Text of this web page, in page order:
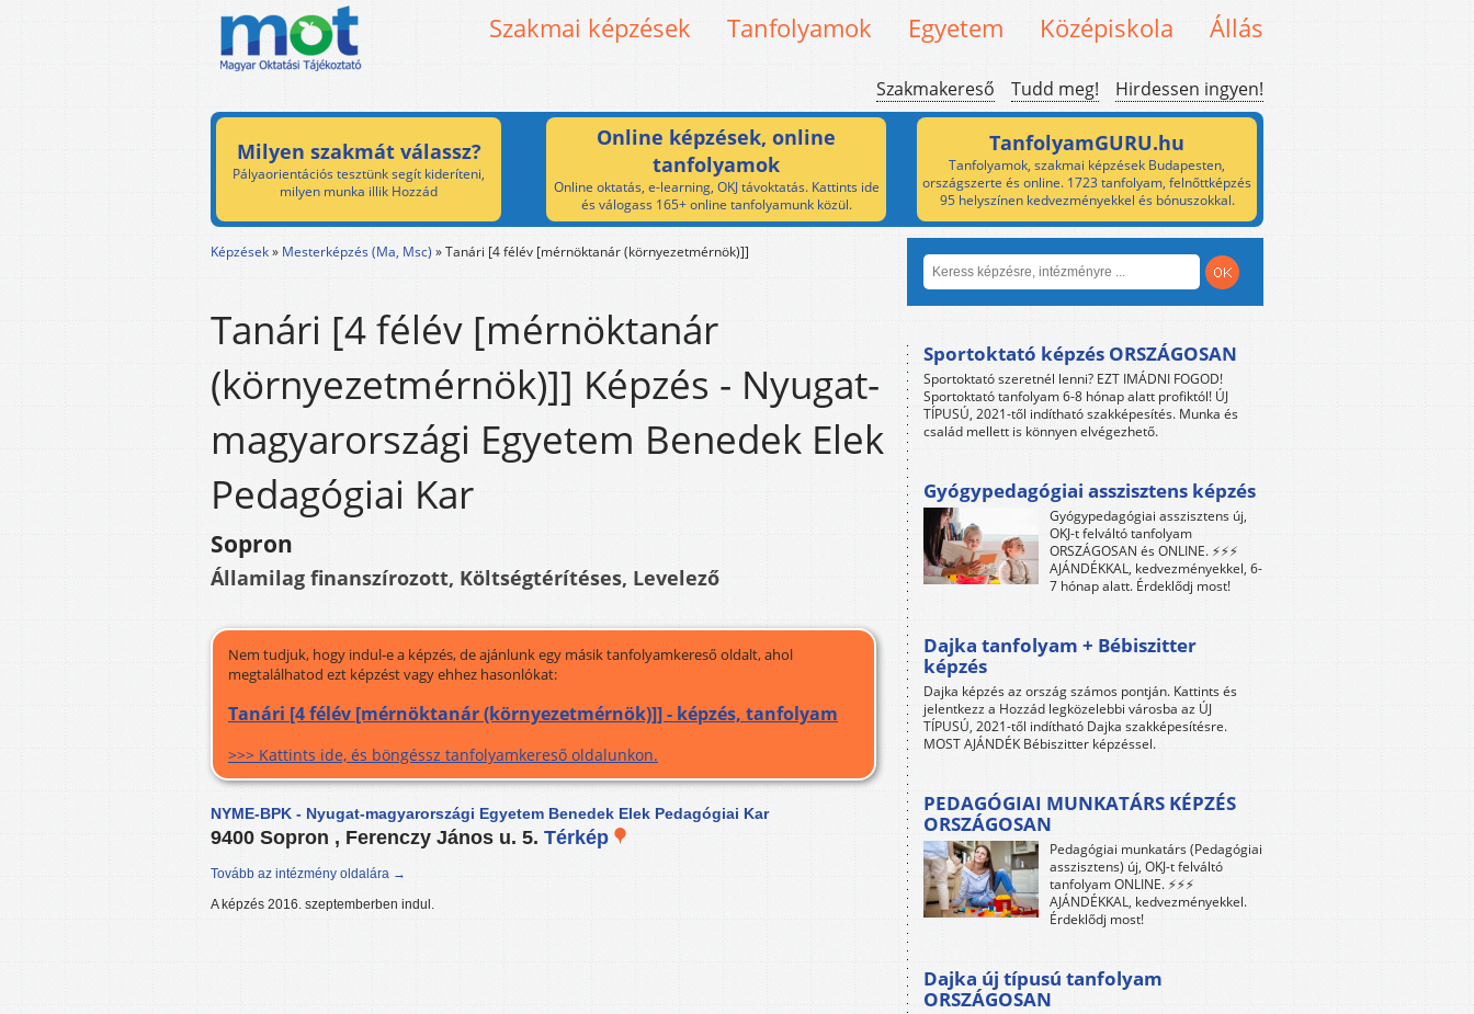
Szakmai képzések Tanfolyamok Egyetem Középiskola Állás
Szakmakereső Tudd meg! Hirdessen ingyen!
Milyen szakmát válassz?
Pályaorientációs tesztünk segít kideríteni,
milyen munka illik Hozzád
Online képzések, online
tanfolyamok
Online oktatás, e-learning, OKJ távoktatás. Kattints ide
és válogass 165+ online tanfolyamunk közül.
TanfolyamGURU.hu
Tanfolyamok, szakmai képzések Budapesten,
országszerte és online. 1723 tanfolyam, felnőttképzés
95 helyszínen kedvezményekkel és bónuszokkal.
Képzések» Mesterképzés (Ma, Msc) »Tanári [4 félév [mérnöktanár (környezetmérnök)]]
Tanári [4 félév [mérnöktanár
(környezetmérnök)]] Képzés - Nyugat-
magyarországi Egyetem Benedek Elek
Pedagógiai Kar
Sopron
Államilag finanszírozott, Költségtérítéses, Levelező
Nem tudjuk, hogy indul-e a képzés, de ajánlunk egy másik tanfolyamkereső oldalt, ahol
megtalálhatod ezt képzést vagy ehhez hasonlókat:
Tanári [4 félév [mérnöktanár (környezetmérnök)]] - képzés, tanfolyam
>>> Kattints ide, és böngéssz tanfolyamkereső oldalunkon.
NYME-BPK - Nyugat-magyarországi Egyetem Benedek Elek Pedagógiai Kar
9400 Sopron , Ferenczy János u. 5. Térkép
Tovább az intézmény oldalára →
A képzés 2016. szeptemberben indul.
Sportoktató képzés ORSZÁGOSAN
Sportoktató szeretnél lenni? EZT IMÁDNI FOGOD!
Sportoktató tanfolyam 6-8 hónap alatt profiktól! ÚJ
TÍPUSÚ, 2021-től indítható szakképesítés. Munka és
család mellett is könnyen elvégezhető.
Gyógypedagógiai asszisztens képzés
Gyógypedagógiai asszisztens új,
OKJ-t felváltó tanfolyam
ORSZÁGOSAN és ONLINE. ⚡⚡⚡
AJÁNDÉKKAL, kedvezményekkel, 6-
7 hónap alatt. Érdeklődj most!
Dajka tanfolyam + Bébiszitter
képzés
Dajka képzés az ország számos pontján. Kattints és
jelentkezz a Hozzád legközelebbi városba az ÚJ
TÍPUSÚ, 2021-től indítható Dajka szakképesítésre.
MOST AJÁNDÉK Bébiszitter képzéssel.
PEDAGÓGIAI MUNKATÁRS KÉPZÉS
ORSZÁGOSAN
Pedagógiai munkatárs (Pedagógiai
asszisztens) új, OKJ-t felváltó
tanfolyam ONLINE. ⚡⚡⚡
AJÁNDÉKKAL, kedvezményekkel.
Érdeklődj most!
Dajka új típusú tanfolyam
ORSZÁGOSAN